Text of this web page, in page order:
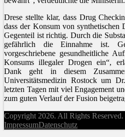
Drese stellte klar, dass Drug
dass der Konsum von synthetischen
Gegenteil ist richtig. Durch die
gefährlich die Einnahme ist.
vorgeschriebene gesundheitliche
Konsums illegaler Drogen ein“,
Dank geht in diesem
Universitätsmedizin Rostock um
letzten Tagen mit viel Engagement
zum guten Verlauf der Fusion
Copyright 2026. All Rights Reserved.
ImpressumDatenschutz